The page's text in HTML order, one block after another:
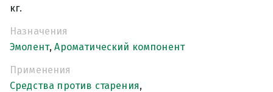
кг.
Назначения
Эмолент,Ароматический компонент
Применения
Средства против старения,